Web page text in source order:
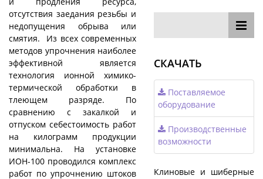
отсутствия заедания резьбы и
недопущения обрыва или
смятия. Из всех современных
методов упрочнения наиболее
эффективной является
технология ионной химико-
термической обработки в
тлеющем разряде. По
сравнению с закалкой и
отпуском себестоимость работ
на килограмм продукции
минимальна. На установке
ИОН-100 проводился комплекс
работ по упрочнению штоков
СКАЧАТЬ
Поставляемое
оборудование
Производственные
возможности
Клиновые и шиберные